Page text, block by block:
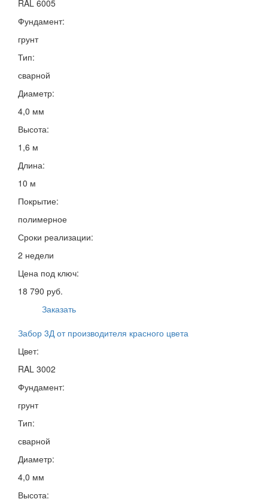
RAL 6005
Фундамент:
грунт
Тип:
сварной
Диаметр:
4,0 мм
Высота:
1,6 м
Длина:
10 м
Покрытие:
полимерное
Сроки реализации:
2 недели
Цена под ключ:
18 790 руб.
Заказать
Забор 3Д от производителя красного цвета
Цвет:
RAL 3002
Фундамент:
грунт
Тип:
сварной
Диаметр:
4,0 мм
Высота: